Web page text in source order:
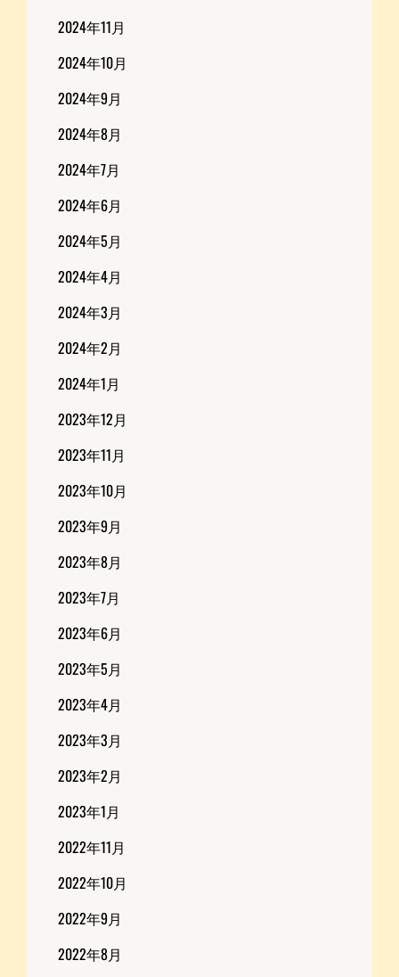
2024年11月
2024年10月
2024年9月
2024年8月
2024年7月
2024年6月
2024年5月
2024年4月
2024年3月
2024年2月
2024年1月
2023年12月
2023年11月
2023年10月
2023年9月
2023年8月
2023年7月
2023年6月
2023年5月
2023年4月
2023年3月
2023年2月
2023年1月
2022年11月
2022年10月
2022年9月
2022年8月